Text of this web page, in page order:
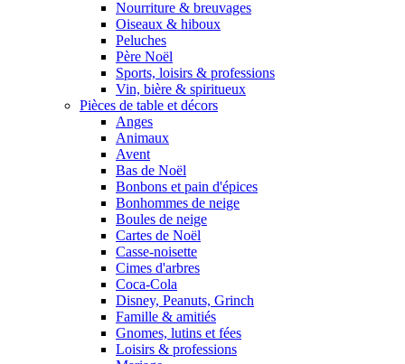
Nourriture & breuvages
Oiseaux & hiboux
Peluches
Père Noël
Sports, loisirs & professions
Vin, bière & spiritueux
Pièces de table et décors
Anges
Animaux
Avent
Bas de Noël
Bonbons et pain d'épices
Bonhommes de neige
Boules de neige
Cartes de Noël
Casse-noisette
Cimes d'arbres
Coca-Cola
Disney, Peanuts, Grinch
Famille & amitiés
Gnomes, lutins et fées
Loisirs & professions